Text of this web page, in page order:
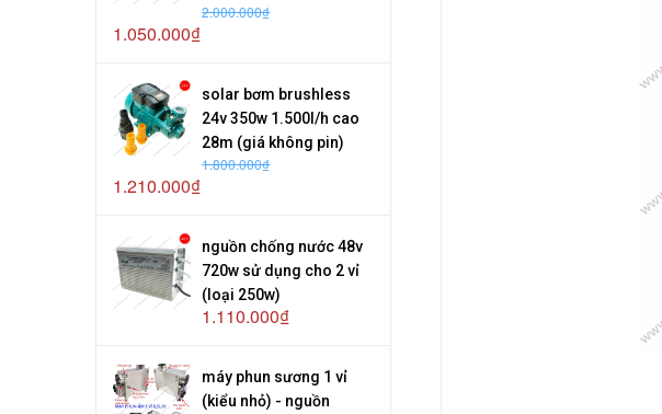
2.000.000₫
1.050.000₫
solar bơm brushless
24v 350w 1.500l/h cao
28m (giá không pin)
1.800.000₫
1.210.000₫
nguồn chống nước 48v
720w sử dụng cho 2 vỉ
(loại 250w)
1.110.000₫
máy phun sương 1 vỉ
(kiểu nhỏ) - nguồn